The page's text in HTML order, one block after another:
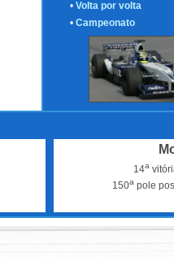
• Volta por volta
• Campeonato
14a
150a pole